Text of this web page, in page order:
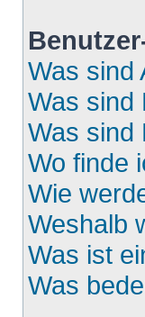
Was sind
Was sind
Was sind
Wo finde
Wie
Weshalb
Was ist
Was